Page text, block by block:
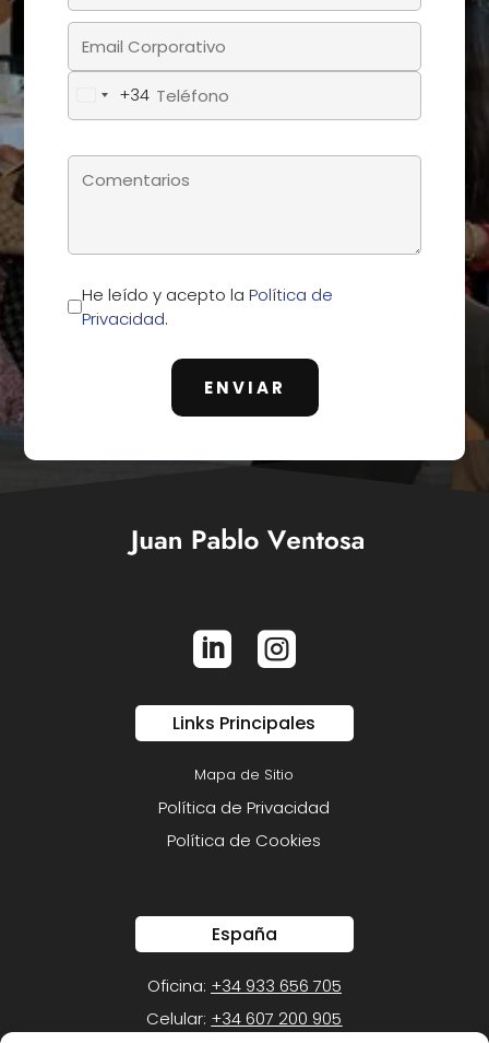
+34
He leído y acepto laPolítica de
Privacidad.
 
Links Principales
Mapa de Sitio
Política de Privacidad
Política de Cookies
España
Oficina: +34 933 656 705
Celular: +34 607 200 905